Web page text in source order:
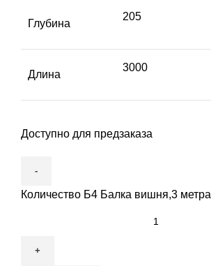
Глубина
205
Длина
3000
Доступно для предзаказа
Количество Б4 Балка вишня,3 метра